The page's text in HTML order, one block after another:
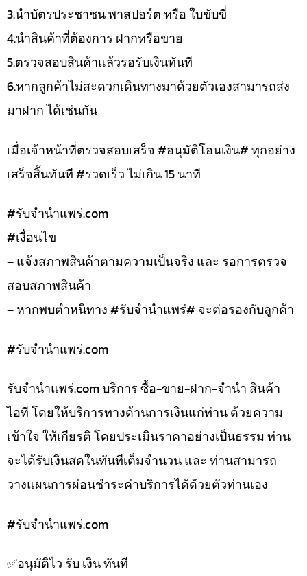
3.นำบัตรประชาชน พาสปอร์ต หรือ ใบขับขี่
4.นำสินค้าที่ต้องการ ฝากหรือขาย
5.ตรวจสอบสินค้าแล้วรอรับเงินทันที
6.หากลูกค้าไม่สะดวกเดินทางมาด้วยตัวเองสามารถส่ง
มาฝาก ได้เช่นกัน
เมื่อเจ้าหน้าที่ตรวจสอบเสร็จ #อนุมัติโอนเงิน# ทุกอย่าง
เสร็จสิ้นทันที #รวดเร็ว ไม่เกิน 15 นาที
#รับจํานําแพร่.com
#เงื่อนไข
– แจ้งสภาพสินค้าตามความเป็นจริง และ รอการตรวจ
สอบสภาพสินค้า
– หากพบตำหนิทาง #รับจำนำแพร่# จะต่อรองกับลูกค้า
#รับจํานําแพร่.com
รับจํานําแพร่.com บริการ ซื้อ-ขาย-ฝาก-จำนำ สินค้า
ไอที โดยให้บริการทางด้านการเงินแก่ท่าน ด้วยความ
เข้าใจ ให้เกียรติ โดยประเมินราคาอย่างเป็นธรรม ท่าน
จะได้รับเงินสดในทันทีเต็มจำนวน และ ท่านสามารถ
วางแผนการผ่อนชำระค่าบริการได้ด้วยตัวท่านเอง
#รับจํานําแพร่.com
✅️อนุมัติไว รับ เงิน ทันที